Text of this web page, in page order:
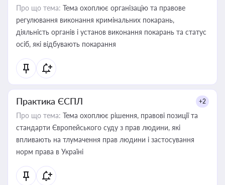
Про що тема: Тема охоплює організацію та правове
регулювання виконання кримінальних покарань,
діяльність органів і установ виконання покарань та статус
осіб, які відбувають покарання
Практика ЄСПЛ +2
Про що тема: Тема охоплює рішення, правові позиції та
стандарти Європейського суду з прав людини, які
впливають на тлумачення прав людини і застосування
норм права в Україні